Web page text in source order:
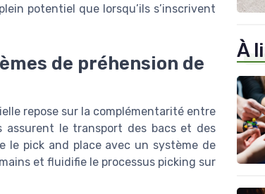
potentiel que lorsqu’ils s’inscrivent
de préhension de
repose sur la complémentarité entre
assurent le transport des bacs et des
le pick and place avec un système de
et fluidifie le processus picking sur
À